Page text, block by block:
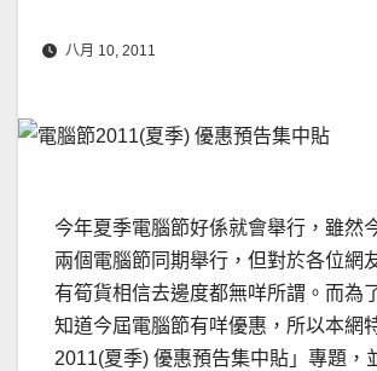
八月 10, 2011
今年夏季電腦節好係就會舉行，雖然
兩個電腦節同期舉行，但對於各位網
有筍貨相信去邊度都無咩所謂。而為
知道今屆電腦節有咩優惠，所以本網
2011(夏季) 優惠預告集中貼」專題，